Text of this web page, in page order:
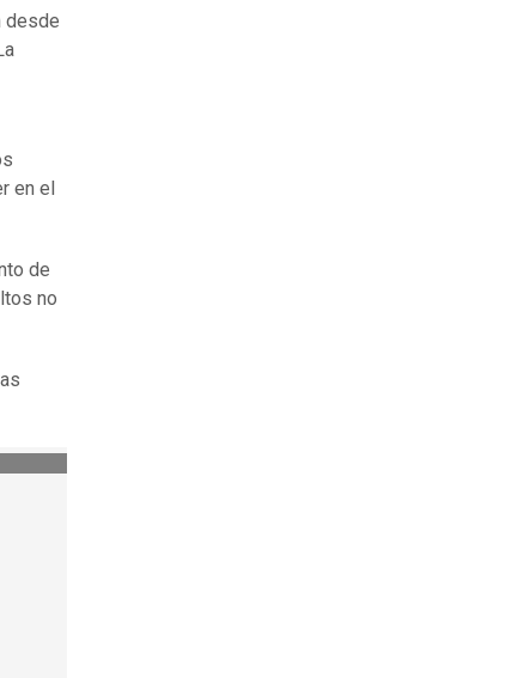
desde
en el
de
no